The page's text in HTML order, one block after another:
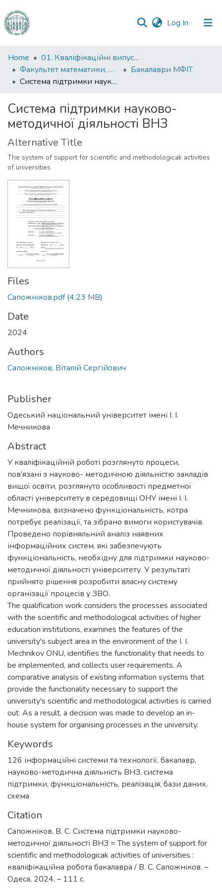
Log In (current)
Communities
&
Collections
Statistics
Home
01. Кваліфікаційні випускні роботи здобувачів вищої освіти
Факультет математики, фізики та інформаційних технологій
Бакалаври МФІТ
Система підтримки науково-методичної діяльності ВНЗ
Система підтримки науково-
методичної діяльності ВНЗ
Alternative Title
The system of support for scientific and methodologicak activities
of universities
Files
Сапожніков.pdf(4.23 MB)
Date
2024
Authors
Сапожніков, Віталій Сергійович
Publisher
Одеський національний університет імені І. І.
Мечникова
Abstract
У кваліфікаційній роботі розглянуто процеси,
пов’язані з науково- методичною діяльністю закладів
вищої освіти, розглянуто особливості предметної
області університету в середовищі ОНУ імені І. І.
Мечникова, визначено функціональність, котра
потребує реалізації, та зібрано вимоги користувачів.
Проведено порівняльний аналіз наявних
інформаційних систем, які забезпечують
функціональність, необхідну для підтримки науково-
методичної діяльності університету. У результаті
прийнято рішення розробити власну систему
організації процесів у ЗВО.
The qualification work considers the processes associated
with the scientific and methodological activities of higher
education institutions, examines the features of the
university's subject area in the environment of the I. I.
Mechnikov ONU, identifies the functionality that needs to
be implemented, and collects user requirements. A
comparative analysis of existing information systems that
provide the functionality necessary to support the
university's scientific and methodological activities is carried
out. As a result, a decision was made to develop an in-
house system for organising processes in the university.
Keywords
126 інформаційні системи та технології, бакалавр,
науково-методична діяльність ВНЗ, система
підтримки, функціональність, реалізація, бази даних,
схема
Citation
Сапожніков, В. С. Система підтримки науково-
методичної діяльності ВНЗ = The system of support for
scientific and methodologicak activities of universities :
кваліфікаційна робота бакалавра / В. С. Сапожніков. –
Одеса, 2024. – 111 с.